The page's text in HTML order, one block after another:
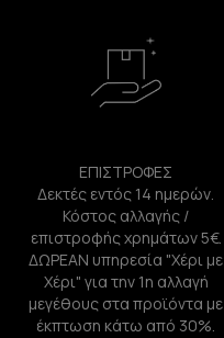
ΕΠΙΣΤΡΟΦΕΣ
Δεκτές εντός 14 ημερών.
Κόστος αλλαγής /
επιστροφής χρημάτων 5€.
ΔΩΡΕΑΝ υπηρεσία "Χέρι με
Χέρι" για την 1η αλλαγή
μεγέθους στα προϊόντα με
έκπτωση κάτω από 30%.